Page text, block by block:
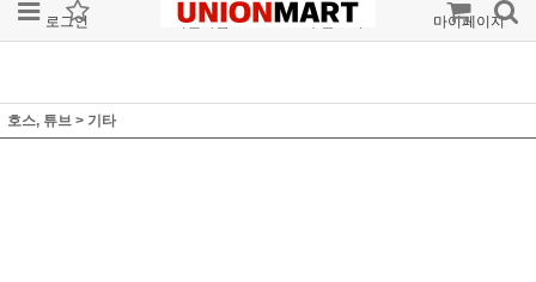
로그인 회원가입 주문조회 마이페이지
호스, 튜브 > 기타